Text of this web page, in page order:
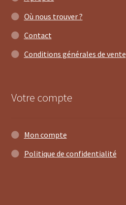
Où nous trouver ?
Contact
Conditions générales de vente
Votre compte
Mon compte
Politique de confidentialité